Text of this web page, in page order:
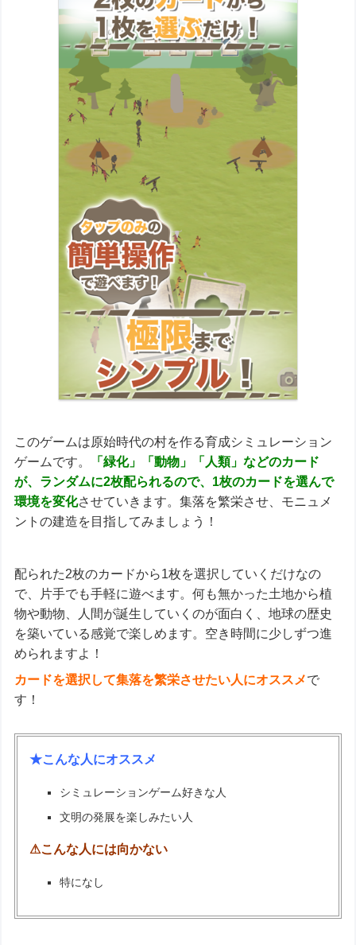
このゲームは原始時代の村を作る育成シミュレーション
ゲームです。
「緑化」「動物」「人類」などのカード
が、ランダムに2枚配られるので、1枚のカードを選んで
環境を変化させていきます。集落を繁栄させ、モニュメ
ントの建造を目指してみましょう！
配られた2枚のカードから1枚を選択していくだけなの
で、片手でも手軽に遊べます。何も無かった土地から植
物や動物、人間が誕生していくのが面白く、地球の歴史
を築いている感覚で楽しめます。空き時間に少しずつ進
められますよ！
カードを選択して集落を繁栄させたい人にオススメで
す！
★こんな人にオススメ
シミュレーションゲーム好きな人
文明の発展を楽しみたい人
⚠こんな人には向かない
特になし